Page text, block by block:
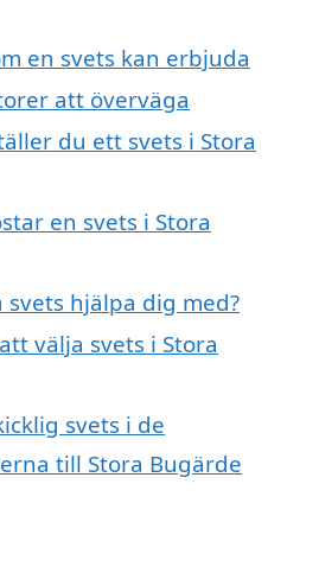
en svets kan erbjuda
att överväga
du ett svets i Stora
en svets i Stora
svets hjälpa dig med?
välja svets i Stora
svets i de
till Stora Bugärde